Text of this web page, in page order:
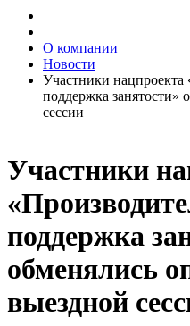
О компании
Новости
Участники нацпроекта
поддержка занятости»
сессии
Участники
поддержка
обменялись
выездной